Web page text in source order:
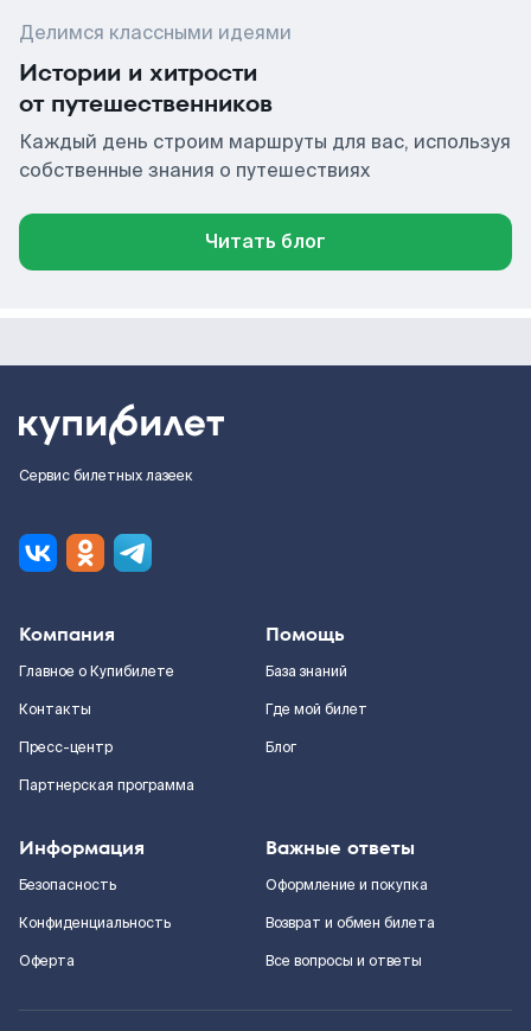
Делимся классными идеями
Истории и хитрости
от путешественников
Каждый день строим маршруты для вас, используя
собственные знания о путешествиях
Читать блог
Сервис билетных лазеек
Компания
Главное о Купибилете
Контакты
Пресс-центр
Партнерская программа
Помощь
База знаний
Где мой билет
Блог
Информация
Безопасность
Конфиденциальность
Оферта
Важные ответы
Оформление и покупка
Возврат и обмен билета
Все вопросы и ответы